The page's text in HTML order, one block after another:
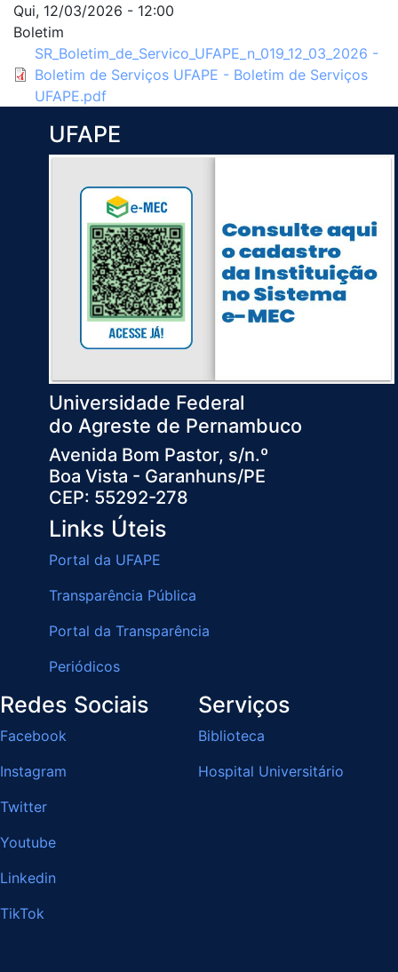
Qui, 12/03/2026 - 12:00
Boletim
SR_Boletim_de_Servico_UFAPE_n_019_12_03_2026 -
Boletim de Serviços UFAPE - Boletim de Serviços
UFAPE.pdf
UFAPE
Universidade Federal
do Agreste de Pernambuco
Avenida Bom Pastor, s/n.º
Boa Vista - Garanhuns/PE
CEP: 55292-278
Links Úteis
Portal da UFAPE
Transparência Pública
Portal da Transparência
Periódicos
Redes Sociais
Facebook
Instagram
Twitter
Youtube
Linkedin
TikTok
Serviços
Biblioteca
Hospital Universitário